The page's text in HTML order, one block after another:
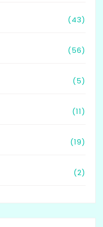
(43)
(56)
(5)
(11)
(19)
(2)